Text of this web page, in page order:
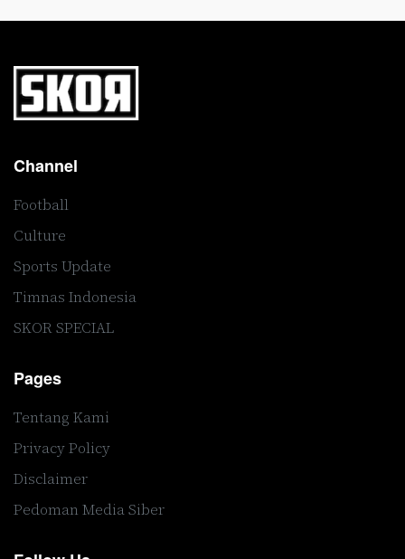
Channel
Football
Culture
Sports Update
Timnas Indonesia
SKOR SPECIAL
Pages
Tentang Kami
Privacy Policy
Disclaimer
Pedoman Media Siber